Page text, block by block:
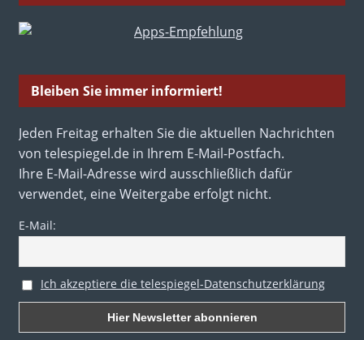
Bleiben Sie immer informiert!
Jeden Freitag erhalten Sie die aktuellen Nachrichten
von telespiegel.de in Ihrem E-Mail-Postfach.
Ihre E-Mail-Adresse wird ausschließlich dafür
verwendet, eine Weitergabe erfolgt nicht.
E-Mail:
Ich akzeptiere die telespiegel-Datenschutzerklärung